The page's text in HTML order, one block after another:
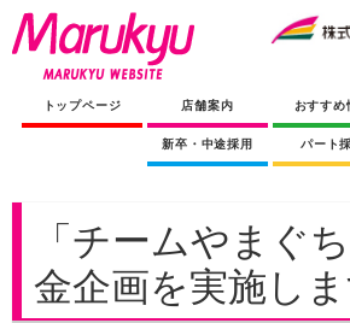
トップページ 店舗案内 おすすめ
新卒・中途採用 パート
「チームやまぐ
金企画を実施しま